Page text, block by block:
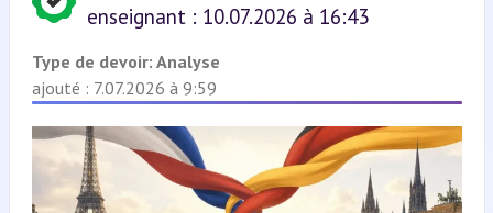
enseignant : 10.07.2026 à 16:43
Type de devoir: Analyse
ajouté : 7.07.2026 à 9:59